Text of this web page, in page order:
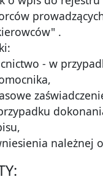
.
- w
należnej